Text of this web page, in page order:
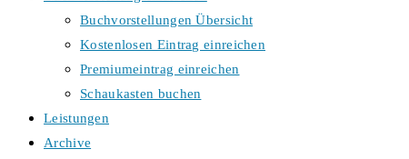
Buchvorstellungen Übersicht
Kostenlosen Eintrag einreichen
Premiumeintrag einreichen
Schaukasten buchen
Leistungen
Archive